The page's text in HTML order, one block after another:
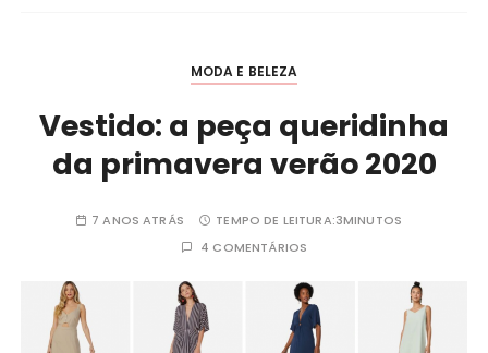
MODA E BELEZA
Vestido: a peça queridinha
da primavera verão 2020
7 ANOS ATRÁS TEMPO DE LEITURA:3MINUTOS
4 COMENTÁRIOS